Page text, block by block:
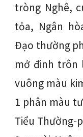
tròng Nghê,
tỏa, Ngân
Đạo thường
mở đinh trôn
vuông màu
1 phân màu
Tiểu Thường-